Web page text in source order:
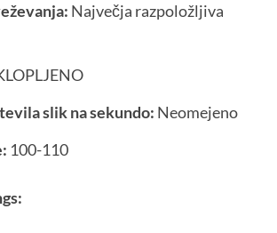
Največja razpoložljiva
slik na sekundo: Neomejeno
100-110